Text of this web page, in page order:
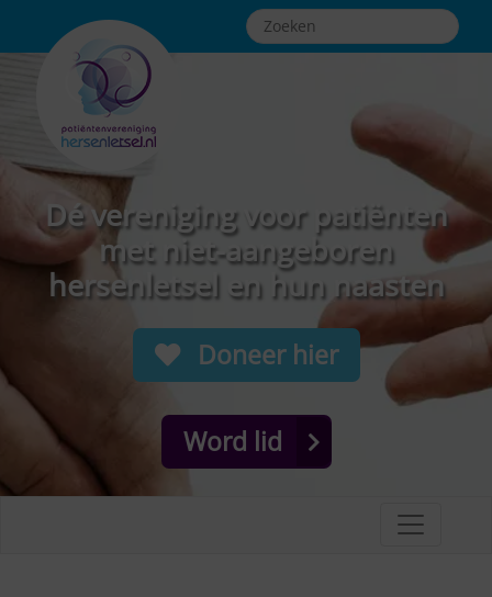
Dé vereniging voor patiënten
met niet-aangeboren
hersenletsel en hun naasten
Doneer hier
Word lid